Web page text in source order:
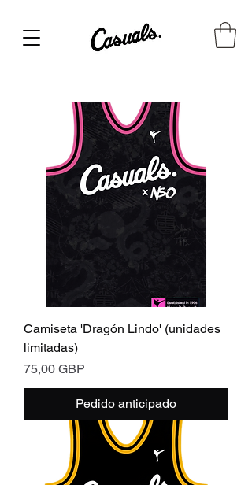
Camiseta 'Dragón Lindo' (unidades
limitadas)
Precio
75,00 GBP
Pedido anticipado